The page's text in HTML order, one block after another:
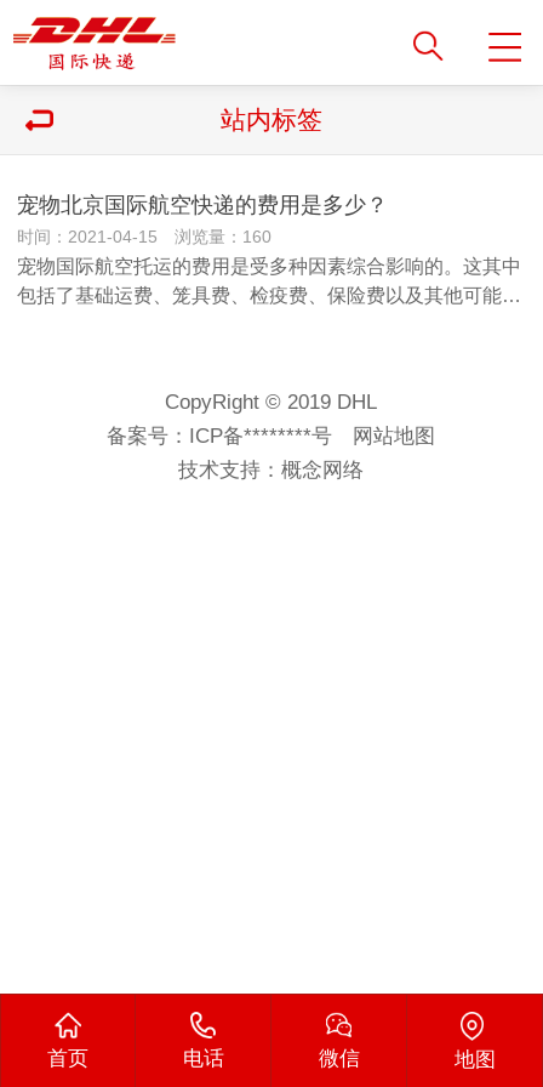
站内标签
宠物北京国际航空快递的费用是多少？
时间：2021-04-15 浏览量：160
宠物国际航空托运的费用是受多种因素综合影响的。这其中
包括了基础运费、笼具费、检疫费、保险费以及其他可能…
CopyRight © 2019 DHL
备案号： ICP备********号
网站地图
技术支持：概念网络
首页 电话 微信 地图